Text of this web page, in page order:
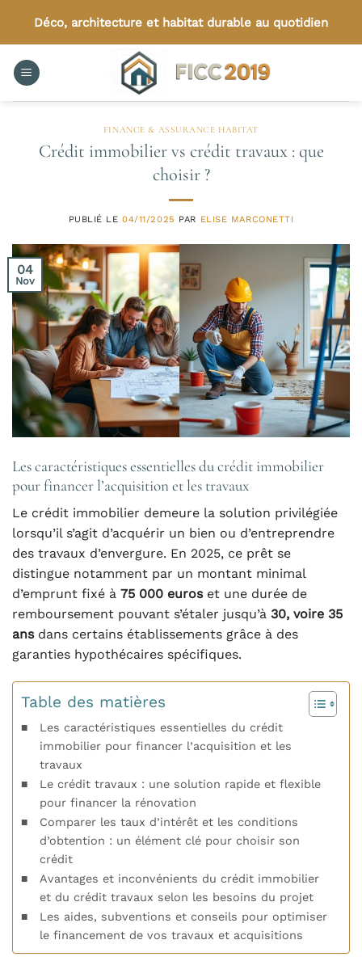
contenu
Déco, architecture et habitat durable au quotidien
FINANCE & ASSURANCE HABITAT
Crédit immobilier vs crédit travaux : que
choisir ?
PUBLIÉ LE04/11/2025 PAR ELISE MARCONETTI
04
Nov
Les caractéristiques essentielles du crédit immobilier
pour financer l’acquisition et les travaux
Le crédit immobilier demeure la solution privilégiée
lorsqu’il s’agit d’acquérir un bien ou d’entreprendre
des travaux d’envergure. En 2025, ce prêt se
distingue notamment par un montant minimal
d’emprunt fixé à 75 000 euroset une durée de
remboursement pouvant s’étaler jusqu’à 30, voire 35
ansdans certains établissements grâce à des
garanties hypothécaires spécifiques.
Table des matières
Les caractéristiques essentielles du crédit
immobilier pour financer l’acquisition et les
travaux
Le crédit travaux : une solution rapide et flexible
pour financer la rénovation
Comparer les taux d’intérêt et les conditions
d’obtention : un élément clé pour choisir son
crédit
Avantages et inconvénients du crédit immobilier
et du crédit travaux selon les besoins du projet
Les aides, subventions et conseils pour optimiser
le financement de vos travaux et acquisitions